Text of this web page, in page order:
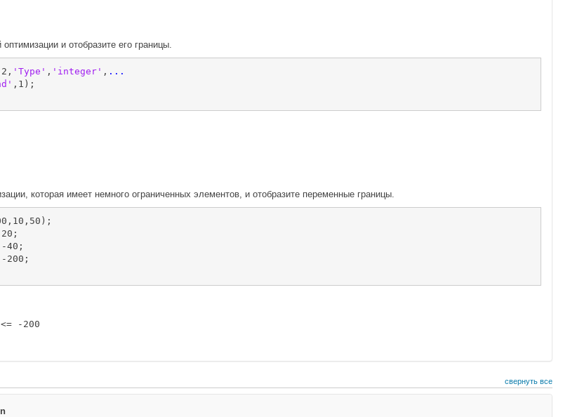
и отобразите его границы.
'Type' , 'integer' , ...
,1);
которая имеет немного ограниченных элементов, и отобразите переменные границы.
40;
200;
-200
свернуть все